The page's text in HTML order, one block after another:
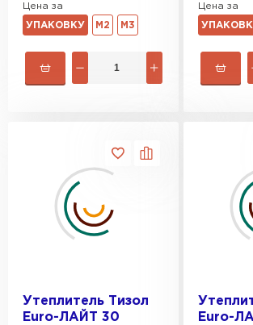
Цена за
УПАКОВКУ М2 М3
Цена за
Утеплитель Тизол
Euro-ЛАЙТ 30
Euro-